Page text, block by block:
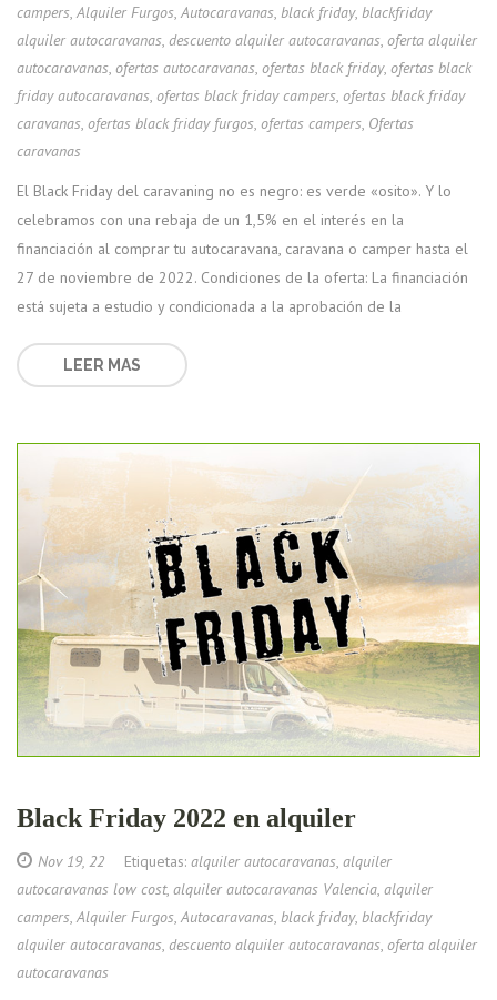
campers, Alquiler Furgos, Autocaravanas, black friday, blackfriday
alquiler autocaravanas, descuento alquiler autocaravanas, oferta alquiler
autocaravanas, ofertas autocaravanas, ofertas black friday, ofertas black
friday autocaravanas, ofertas black friday campers, ofertas black friday
caravanas, ofertas black friday furgos, ofertas campers, Ofertas
caravanas
El Black Friday del caravaning no es negro: es verde «osito». Y lo
celebramos con una rebaja de un 1,5% en el interés en la
financiación al comprar tu autocaravana, caravana o camper hasta el
27 de noviembre de 2022. Condiciones de la oferta: La financiación
está sujeta a estudio y condicionada a la aprobación de la
LEER MAS
Black Friday 2022 en alquiler
Nov 19, 22 Etiquetas: alquiler autocaravanas, alquiler
autocaravanas low cost, alquiler autocaravanas Valencia, alquiler
campers, Alquiler Furgos, Autocaravanas, black friday, blackfriday
alquiler autocaravanas, descuento alquiler autocaravanas, oferta alquiler
autocaravanas